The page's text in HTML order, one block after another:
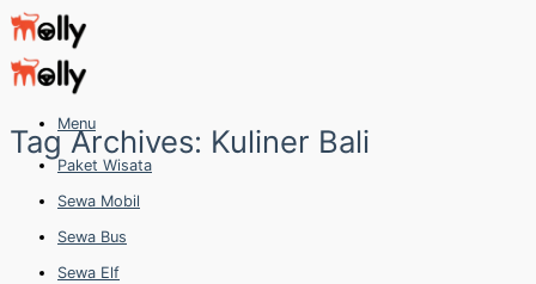
Skip
to
content
Menu
Paket Wisata
Sewa Mobil
Sewa Bus
Sewa Elf
Tag Archives: Kuliner Bali